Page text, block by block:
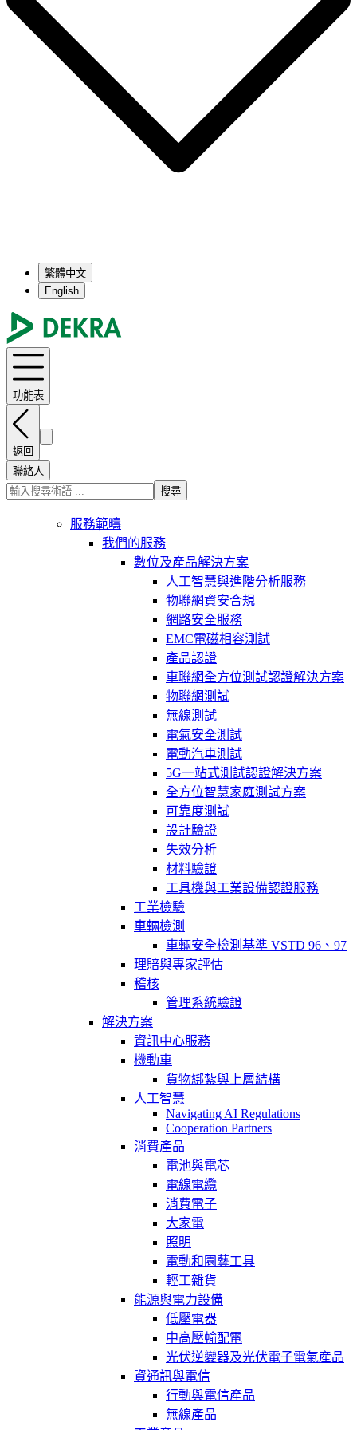
繁體中文
English
功能表
返回
聯絡人
搜尋
服務範疇
我們的服務
數位及產品解決方案
人工智慧與進階分析服務
物聯網資安合規
網路安全服務
EMC電磁相容測試
產品認證
車聯網全方位測試認證解決方案
物聯網測試
無線測試
電氣安全測試
電動汽車測試
5G一站式測試認證解決方案
全方位智慧家庭測試方案
可靠度測試
設計驗證
失效分析
材料驗證
工具機與工業設備認證服務
工業檢驗
車輛檢測
車輛安全檢測基準 VSTD 96、97
理賠與專家評估
稽核
管理系統驗證
解決方案
資訊中心服務
機動車
貨物綁紮與上層結構
人工智慧
Navigating AI Regulations
Cooperation Partners
消費產品
電池與電芯
電線電纜
消費電子
大家電
照明
電動和園藝工具
輕工雜貨
能源與電力設備
低壓電器
中高壓輸配電
光伏逆變器及光伏電子電氣産品
資通訊與電信
行動與電信產品
無線產品